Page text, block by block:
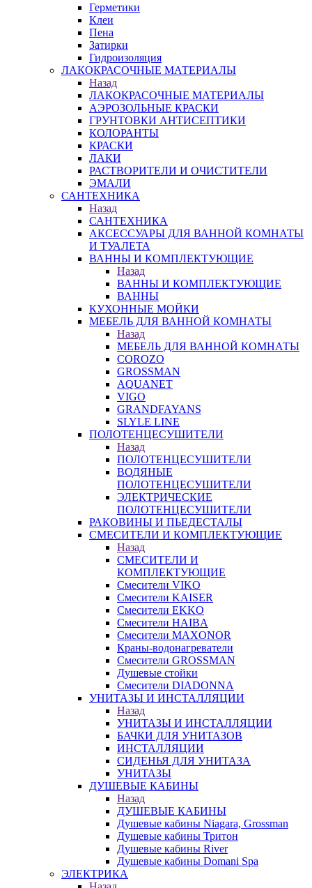
Герметики
Клеи
Пена
Затирки
Гидроизоляция
ЛАКОКРАСОЧНЫЕ МАТЕРИАЛЫ
Назад
ЛАКОКРАСОЧНЫЕ МАТЕРИАЛЫ
АЭРОЗОЛЬНЫЕ КРАСКИ
ГРУНТОВКИ АНТИСЕПТИКИ
КОЛОРАНТЫ
КРАСКИ
ЛАКИ
РАСТВОРИТЕЛИ И ОЧИСТИТЕЛИ
ЭМАЛИ
САНТЕХНИКА
Назад
САНТЕХНИКА
АКСЕССУАРЫ ДЛЯ ВАННОЙ КОМНАТЫ
И ТУАЛЕТА
ВАННЫ И КОМПЛЕКТУЮЩИЕ
Назад
ВАННЫ И КОМПЛЕКТУЮЩИЕ
ВАННЫ
КУХОННЫЕ МОЙКИ
МЕБЕЛЬ ДЛЯ ВАННОЙ КОМНАТЫ
Назад
МЕБЕЛЬ ДЛЯ ВАННОЙ КОМНАТЫ
COROZO
GROSSMAN
AQUANET
VIGO
GRANDFAYANS
SLYLE LINE
ПОЛОТЕНЦЕСУШИТЕЛИ
Назад
ПОЛОТЕНЦЕСУШИТЕЛИ
ВОДЯНЫЕ
ПОЛОТЕНЦЕСУШИТЕЛИ
ЭЛЕКТРИЧЕСКИЕ
ПОЛОТЕНЦЕСУШИТЕЛИ
РАКОВИНЫ И ПЬЕДЕСТАЛЫ
СМЕСИТЕЛИ И КОМПЛЕКТУЮЩИЕ
Назад
СМЕСИТЕЛИ И
КОМПЛЕКТУЮЩИЕ
Смесители VIKO
Смесители KAISER
Смесители EKKO
Смесители HAIBA
Смесители MAXONOR
Краны-водонагреватели
Смесители GROSSMAN
Душевые стойки
Смесители DIADONNA
УНИТАЗЫ И ИНСТАЛЛЯЦИИ
Назад
УНИТАЗЫ И ИНСТАЛЛЯЦИИ
БАЧКИ ДЛЯ УНИТАЗОВ
ИНСТАЛЛЯЦИИ
СИДЕНЬЯ ДЛЯ УНИТАЗА
УНИТАЗЫ
ДУШЕВЫЕ КАБИНЫ
Назад
ДУШЕВЫЕ КАБИНЫ
Душевые кабины Niagara, Grossman
Душевые кабины Тритон
Душевые кабины River
Душевые кабины Domani Spa
ЭЛЕКТРИКА